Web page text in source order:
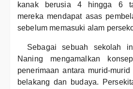
kanak berusia 4 hingga 6
mereka mendapat asas
sebelum memasuki alam
Sebagai sebuah sekolah
Naning mengamalkan
penerimaan antara murid-
belakang dan budaya.